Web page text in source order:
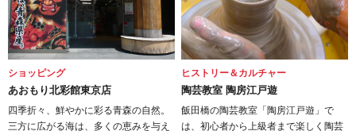
ショッピング
あおもり北彩館東京店
四季折々、鮮やかに彩る青森の自然。
三方に広がる海は、多くの恵みを与え
ヒストリー＆カルチャー
陶芸教室 陶房江戸遊
飯田橋の陶芸教室「陶房江戸遊」で
は、初心者から上級者まで楽しく陶芸